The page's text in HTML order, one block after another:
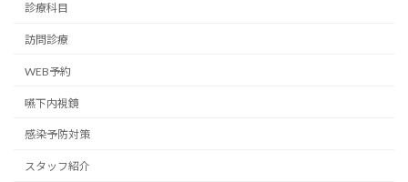
診療科目
訪問診療
WEB予約
嚥下内視鏡
感染予防対策
スタッフ紹介